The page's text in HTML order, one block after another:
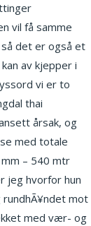
vil få samme
det er også et
av kjepper i
vi er to
thai
årsak, og
med totale
– 540 mtr
jeg hvorfor hun
mot
med vær- og